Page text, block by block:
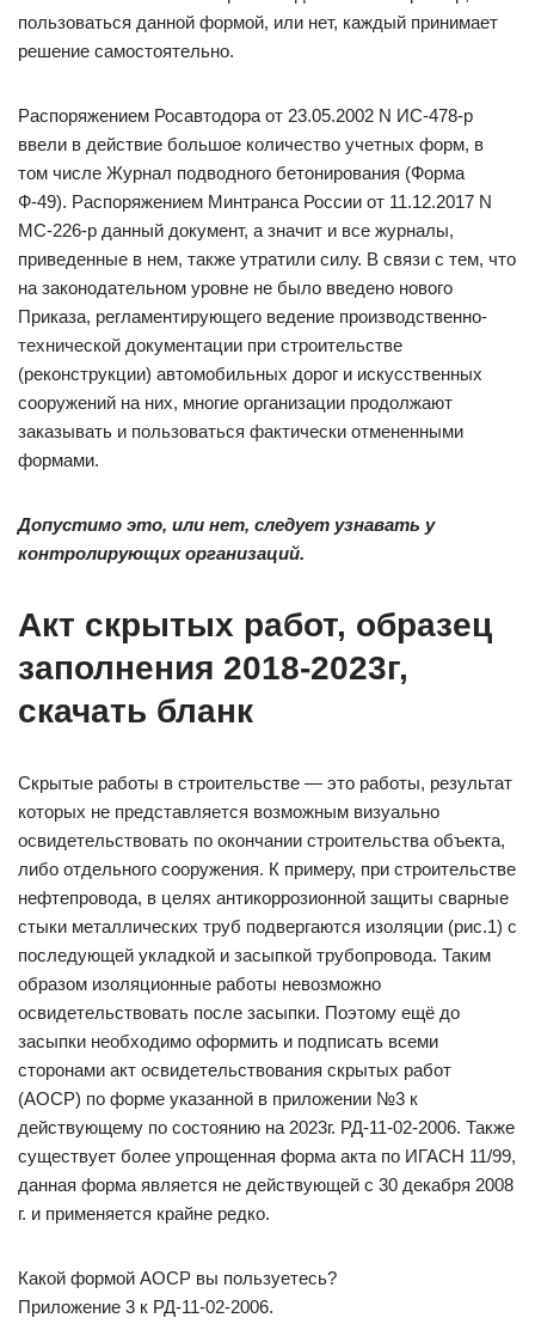
пользоваться данной формой, или нет, каждый принимает
решение самостоятельно.
Распоряжением Росавтодора от 23.05.2002 N ИС-478-р
ввели в действие большое количество учетных форм, в
том числе Журнал подводного бетонирования (Форма
Ф-49). Распоряжением Минтранса России от 11.12.2017 N
МС-226-р данный документ, а значит и все журналы,
приведенные в нем, также утратили силу. В связи с тем, что
на законодательном уровне не было введено нового
Приказа, регламентирующего ведение производственно-
технической документации при строительстве
(реконструкции) автомобильных дорог и искусственных
сооружений на них, многие организации продолжают
заказывать и пользоваться фактически отмененными
формами.
Допустимо это, или нет, следует узнавать у
контролирующих организаций.
Акт скрытых работ, образец
заполнения 2018-2023г,
скачать бланк
Скрытые работы в строительстве — это работы, результат
которых не представляется возможным визуально
освидетельствовать по окончании строительства объекта,
либо отдельного сооружения. К примеру, при строительстве
нефтепровода, в целях антикоррозионной защиты сварные
стыки металлических труб подвергаются изоляции (рис.1) с
последующей укладкой и засыпкой трубопровода. Таким
образом изоляционные работы невозможно
освидетельствовать после засыпки. Поэтому ещё до
засыпки необходимо оформить и подписать всеми
сторонами акт освидетельствования скрытых работ
(АОСР) по форме указанной в приложении №3 к
действующему по состоянию на 2023г. РД-11-02-2006. Также
существует более упрощенная форма акта по ИГАСН 11/99,
данная форма является не действующей с 30 декабря 2008
г. и применяется крайне редко.
Какой формой АОСР вы пользуетесь?
Приложение 3 к РД-11-02-2006.